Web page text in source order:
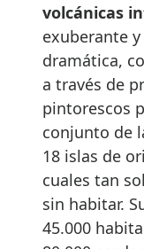
volcánicas
exuberante
dramática,
a través de
pintorescos
conjunto de
18 islas de
cuales tan
sin habitar.
45.000